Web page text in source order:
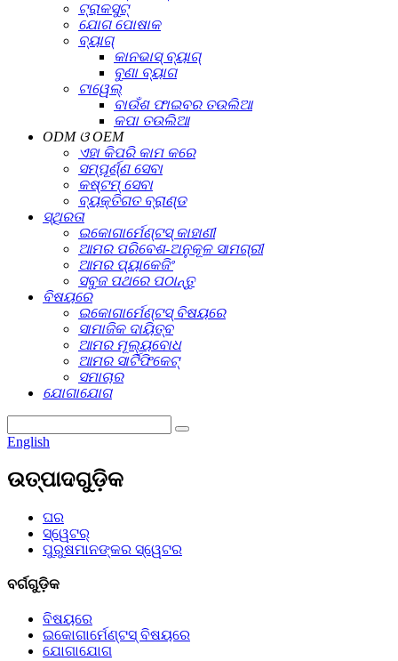
ଟ୍ରାକସୁଟ୍
ଯୋଗ ପୋଷାକ
ବ୍ୟାଗ୍
କାନଭାସ୍ ବ୍ୟାଗ୍
ବୁଣା ବ୍ୟାଗ
ଟାୱେଲ୍
ବାଉଁଶ ଫାଇବର ତଉଲିଆ
କପା ତଉଲିଆ
ODM ଓ OEM
ଏହା କିପରି କାମ କରେ
ସମ୍ପୂର୍ଣ୍ଣ ସେବା
କଷ୍ଟମ୍ ସେବା
ବ୍ୟକ୍ତିଗତ ବ୍ରାଣ୍ଡ
ସ୍ଥିରତା
ଇକୋଗାର୍ମେଣ୍ଟସ୍ କାହାଣୀ
ଆମର ପରିବେଶ-ଅନୁକୂଳ ସାମଗ୍ରୀ
ଆମର ପ୍ୟାକେଜିଂ
ସବୁଜ ପଥରେ ପଠାନ୍ତୁ
ବିଷୟରେ
ଇକୋଗାର୍ମେଣ୍ଟସ୍ ବିଷୟରେ
ସାମାଜିକ ଦାୟିତ୍ବ
ଆମର ମୂଲ୍ୟବୋଧ
ଆମର ସାର୍ଟିଫିକେଟ୍
ସମାଚାର
ଯୋଗାଯୋଗ
English
ଉତ୍ପାଦଗୁଡ଼ିକ
ଘର
ସ୍ୱେଟର୍
ପୁରୁଷମାନଙ୍କର ସ୍ୱେଟର
ବର୍ଗଗୁଡ଼ିକ
ବିଷୟରେ
ଇକୋଗାର୍ମେଣ୍ଟସ୍ ବିଷୟରେ
ଯୋଗାଯୋଗ